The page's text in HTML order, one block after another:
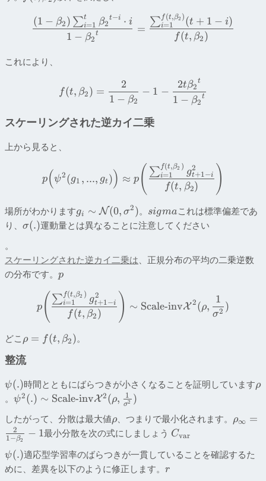
1 − β2
t
(1 − β2 ) ∑i=1
t β2
t−i ⋅ i
=
f(t, β2 )
∑i=1
f (t,β2 ) (t + 1 − i)
これにより、
f(t, β2 ) =
1 − β2
2
− 1 −
1 − β2
t
2tβ2
t
スケーリングされた逆カイ二乗
上から見ると、
p(ψ2 (g1 , ..., gt )) ≈ p ( f(t, β2)
∑i=1
f(t,β2 )
gt+1−i
2 )
場所がわかりますgi ∼ N(0, σ2 )。 sigmaこれは標準偏差であ
り、 σ(.)運動量とは異なることに注意してください
。
スケーリングされた逆カイ二乗は、正規分布の平均の二乗逆数
の分布です。 p
p( f(t, β2 )
∑i=1
f(t,β2 )
gt+1 −i
2 ) ∼ Scale-invX 2 (ρ,
σ2
1
)
どこ ρ = f(t, β2 )。
整流
ψ(.)時間とともにばらつきが小さくなることを証明していますρ
。 ψ2 (.) ∼ Scale-invX2 (ρ, σ2
1 )
したがって、分散は最大値ρ、つまりで最小化されます。 ρ∞ =
1 −β2
2 − 1最小分散を次の式にしましょう Cvar
ψ(.)適応型学習率のばらつきが一貫していることを確認するた
めに、差異を以下のように修正します。 r